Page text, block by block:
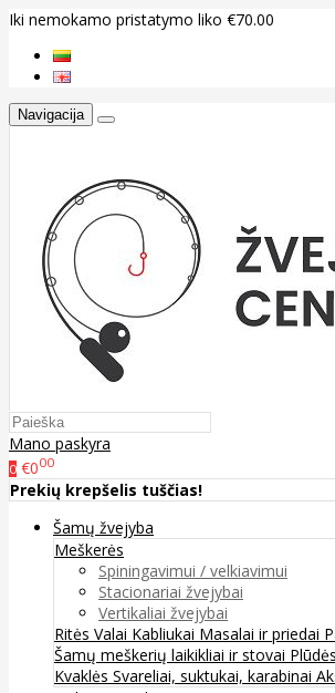
Iki nemokamo pristatymo liko €70.00
Navigacija
Mano paskyra
0 €000
Prekių krepšelis tuščias!
Šamų žvejyba
Meškerės
Spiningavimui / velkiavimui
Stacionariai žvejybai
Vertikaliai žvejybai
Ritės Valai Kabliukai Masalai ir priedai
Šamų meškerių laikikliai ir stovai Plūdės
Kvaklės Svareliai, suktukai, karabinai